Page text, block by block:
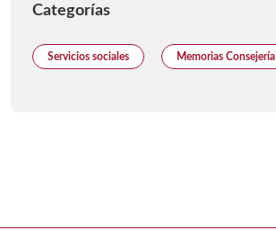
Categorías
Servicios sociales Memorias Consejería